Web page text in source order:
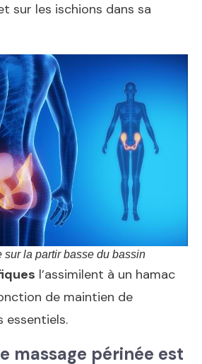
sur les ischions dans sa
sur la partir basse du bassin
l’assimilent à un hamac
de maintien de
essentiels.
massage périnée est